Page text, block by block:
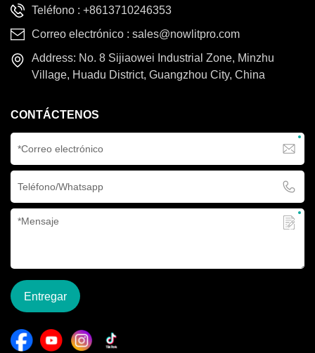
Teléfono :+8613710246353
Correo electrónico :sales@nowlitpro.com
Address: No. 8 Sijiaowei Industrial Zone, Minzhu
Village, Huadu District, Guangzhou City, China
CONTÁCTENOS
Entregar